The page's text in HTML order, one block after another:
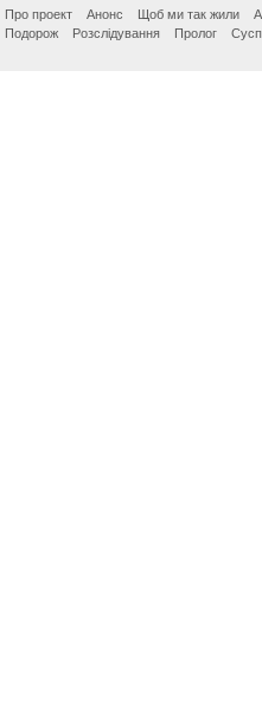
Про проект Анонс Щоб ми так жили
Подорож
Розслідування Пролог